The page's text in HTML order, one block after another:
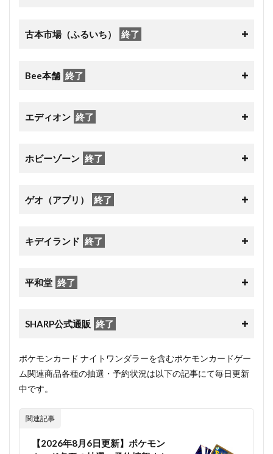
古本市場（ふるいち） 終了
Bee本舗 終了
エディオン 終了
ホビーゾーン 終了
ゲオ（アプリ） 終了
キデイランド 終了
平和堂 終了
SHARP公式通販 終了
ポケモンカード ナイトワンダラーを含むポケモンカードゲー
ム関連商品各種の抽選・予約状況は以下の記事にて毎日更新
中です。
関連記事
【2026年8月6日更新】ポケモン